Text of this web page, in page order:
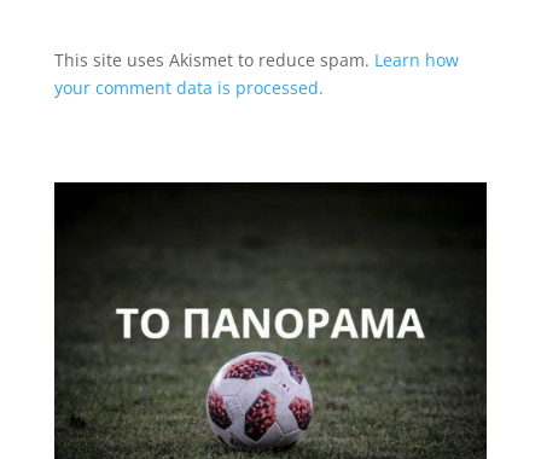
This site uses Akismet to reduce spam. Learn how
your comment data is processed.